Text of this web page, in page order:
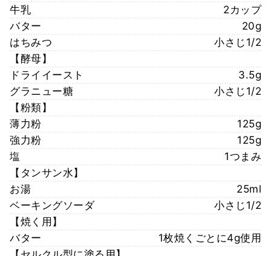
牛乳
2カップ
バター
20g
はちみつ
小さじ1/2
【酵母】
ドライイースト
3.5g
グラニュー糖
小さじ1/2
【粉類】
薄力粉
125g
強力粉
125g
塩
1つまみ
【タンサン水】
お湯
25ml
ベーキングソーダ
小さじ1/2
【焼く用】
バター
1枚焼くごとに4g使用